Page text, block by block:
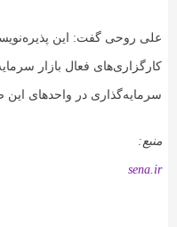
علی روحی گفت: این
کارگزاری‌های فعال بازار
سرمایه‌گذاری در واحدهای این صندوق ۵۰۰ هزار
منبع:
sena.ir